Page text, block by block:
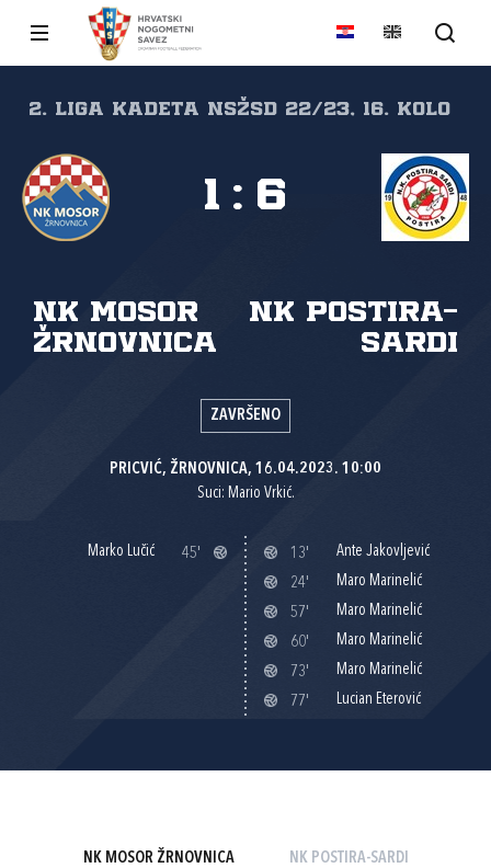
2. liga kadeta NSŽSD 22/23, 16. kolo
NK Mosor
Žrnovnica
NK Postira-
Sardi
1 : 6
ZAVRŠENO
PRICVIĆ, ŽRNOVNICA, 16.04.2023. 10:00
Suci: Mario Vrkić.
Marko Lučić 45' 13'
Ante Jakovljević
24'
Maro Marinelić
57'
Maro Marinelić
60'
Maro Marinelić
73'
Maro Marinelić
77'
Lucian Eterović
NK MOSOR ŽRNOVNICA NK POSTIRA-SARDI